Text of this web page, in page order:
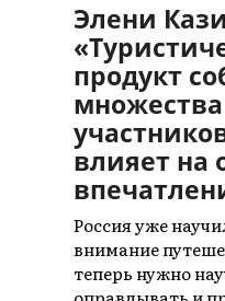
Элени
продукт
множества
влияет на
Россия уже
внимание
теперь нужно